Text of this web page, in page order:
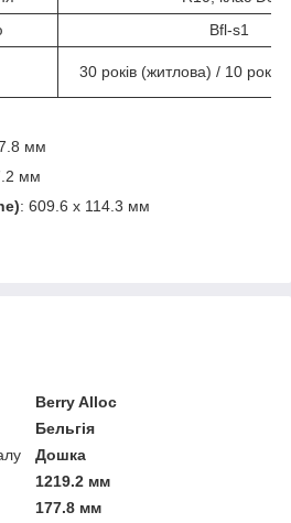
Bfl-s1
30 років (житлова) / 10 років
мм
мм
: 609.6 x 114.3 мм
Berry Alloc
Бельгія
Дошка
1219.2 мм
177.8 мм